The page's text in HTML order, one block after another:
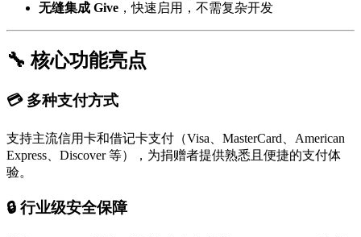
无缝集成 Give ，快速启用，不需复杂开发
🔧 核心功能亮点
💳 多种支付方式
支持主流信用卡和借记卡支付（Visa、MasterCard、American
Express、Discover 等），为捐赠者提供熟悉且便捷的支付体
验。
🔒 行业级安全保障